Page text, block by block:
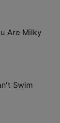
Are Milky
Swim